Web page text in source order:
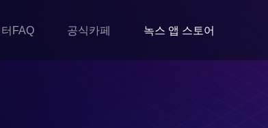
FAQ 공식카페 녹스 앱 스토어